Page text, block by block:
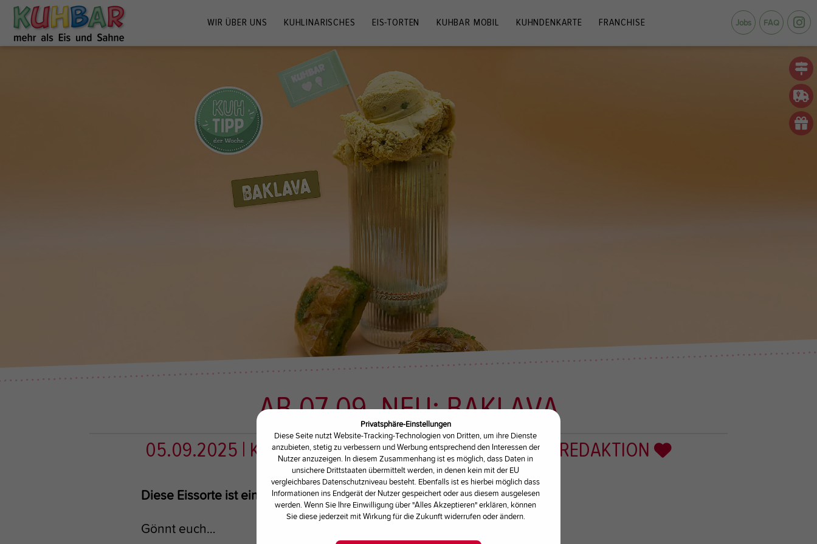
Privatsphäre-Einstellungen
Diese Seite nutzt Website-Tracking-Technologien von Dritten, um ihre Dienste
anzubieten, stetig zu verbessern und Werbung entsprechend den Interessen der
Nutzer anzuzeigen. In diesem Zusammenhang ist es möglich, dass Daten in
unsichere Drittstaaten übermittelt werden, in denen kein mit der EU
vergleichbares Datenschutzniveau besteht. Ebenfalls ist es hierbei möglich dass
Informationen ins Endgerät der Nutzer gespeichert oder aus diesem ausgelesen
werden. Wenn Sie Ihre Einwilligung über "Alles Akzeptieren" erklären, können
Sie diese jederzeit mit Wirkung für die Zukunft widerrufen oder ändern.
WIR ÜBER UNS KUHLINARISCHES EIS-TORTEN KUHBAR MOBIL KUHNDENKARTE FRANCHISE Jobs FAQ
AB 07.09. NEU: BAKLAVA
05.09.2025 | KUHTIPPS| GESCHRIEBEN VONKUHBAR REDAKTION
Diese Eissorte ist eine von Luises Lieblingen! ...
Gönnt euch…